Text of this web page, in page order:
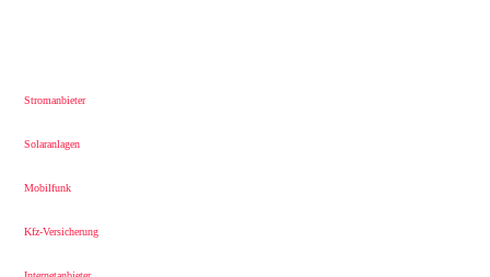
Stromanbieter
Solaranlagen
Mobilfunk
Kfz-Versicherung